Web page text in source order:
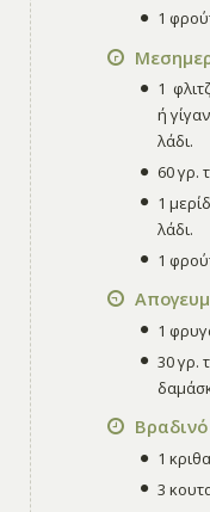
1
1
ή
λάδι.
60 γρ.
1
λάδι.
1
1
30 γρ.
Βραδινό
1
3